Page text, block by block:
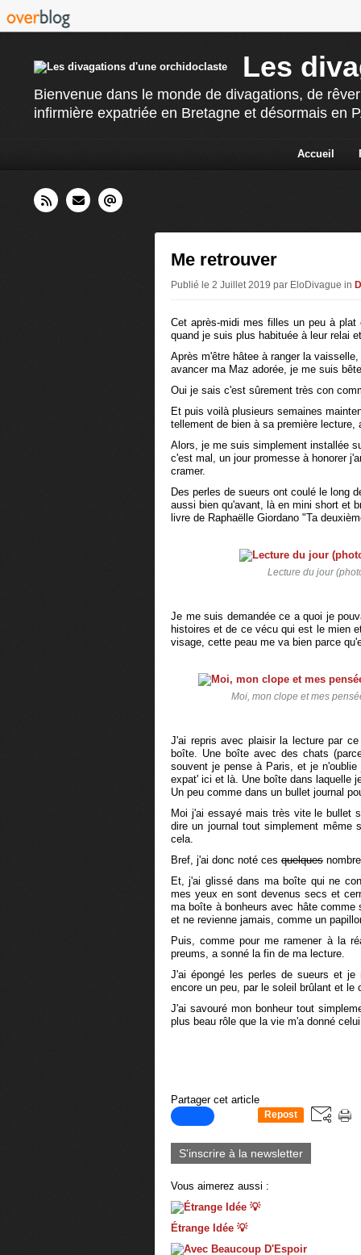
Les
Bienvenue dans le monde de divagations, de
infirmière expatriée en Bretagne et désormais en
Accueil
Me retrouver
Publié le 2 Juillet 2019 par EloDivague in
Cet après-midi mes filles un peu à
quand je suis plus habituée à leur relai
Après m'être hâtee à ranger la
avancer ma Maz adorée, je me suis
Oui je sais c'est sûrement très con
Et puis voilà plusieurs semaines
tellement de bien à sa première
Alors, je me suis simplement installée
c'est mal, un jour promesse à honorer
cramer.
Des perles de sueurs ont coulé le long
aussi bien qu'avant, là en mini short et
livre de Raphaëlle Giordano "Ta
Lecture du jour
Je me suis demandée ce a quoi je
histoires et de ce vécu qui est le mien
visage, cette peau me va bien parce
Moi, mon clope et mes
J'ai repris avec plaisir la lecture par
boîte. Une boîte avec des chats
souvent je pense à Paris, et je
expat' ici et là. Une boîte dans laquelle
Un peu comme dans un bullet journal
Moi j'ai essayé mais très vite le bullet
dire un journal tout simplement
cela.
Bref, j'ai donc noté ces quelques
Et, j'ai glissé dans ma boîte qui ne
mes yeux en sont devenus secs et
ma boîte à bonheurs avec hâte comme
et ne revienne jamais, comme un
Puis, comme pour me ramener à la
preums, a sonné la fin de ma lecture.
J'ai épongé les perles de sueurs et
encore un peu, par le soleil brûlant et
J'ai savouré mon bonheur tout
plus beau rôle que la vie m'a donné
Partager cet article
Repost
S'inscrire à la newsletter
Vous aimerez aussi :
Étrange Idée 💡